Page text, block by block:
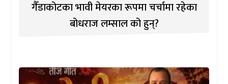
गैँडाकोटका भावी मेयरका रूपमा चर्चामा रहेका
बोधराज लम्साल को हुन्?